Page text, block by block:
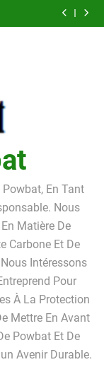
En Tant
Nous
Matière De
Carbone Et De
Intéressons
Pour
À La Protection
Mettre En Avant
Powbat Et De
Avenir Durable.